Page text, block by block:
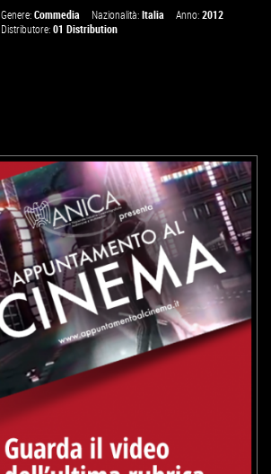
Genere:Commedia Nazionalità:Italia Anno:2012
Distributore:01 Distribution